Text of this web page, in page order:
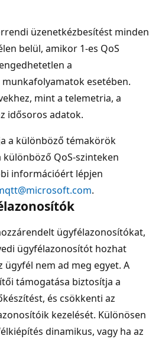
üzenetkézbesítést minden
belül, amikor 1-es QoS
a
esetében.
mint a telemetria, a
idősoros adatok.
a különböző témakörök
QoS-szinteken
információért lépjen
.
ügyfélazonosítókat,
ügyfélazonosítót hozhat
ügyfél nem ad meg egyet. A
támogatása biztosítja a
és csökkenti az
kezelését. Különösen
dinamikus, vagy ha az